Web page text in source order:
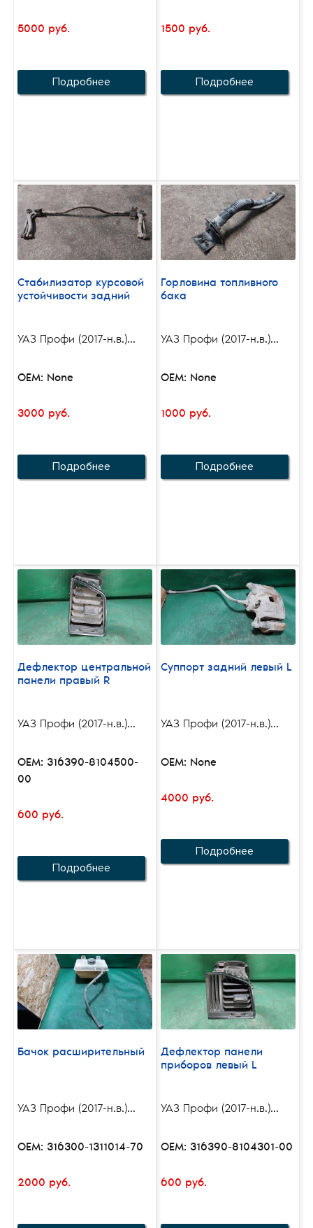
5000 руб.
Подробнее
1500 руб.
Подробнее
Стабилизатор курсовой
устойчивости задний
УАЗ Профи (2017-н.в.)...
OEM: None
3000 руб.
Подробнее
Горловина топливного
бака
УАЗ Профи (2017-н.в.)...
OEM: None
1000 руб.
Подробнее
Дефлектор центральной
панели правый R
УАЗ Профи (2017-н.в.)...
OEM: 316390-8104500-
00
600 руб.
Подробнее
Суппорт задний левый L
УАЗ Профи (2017-н.в.)...
OEM: None
4000 руб.
Подробнее
Бачок расширительный
УАЗ Профи (2017-н.в.)...
OEM: 316300-1311014-70
2000 руб.
Дефлектор панели
приборов левый L
УАЗ Профи (2017-н.в.)...
OEM: 316390-8104301-00
600 руб.